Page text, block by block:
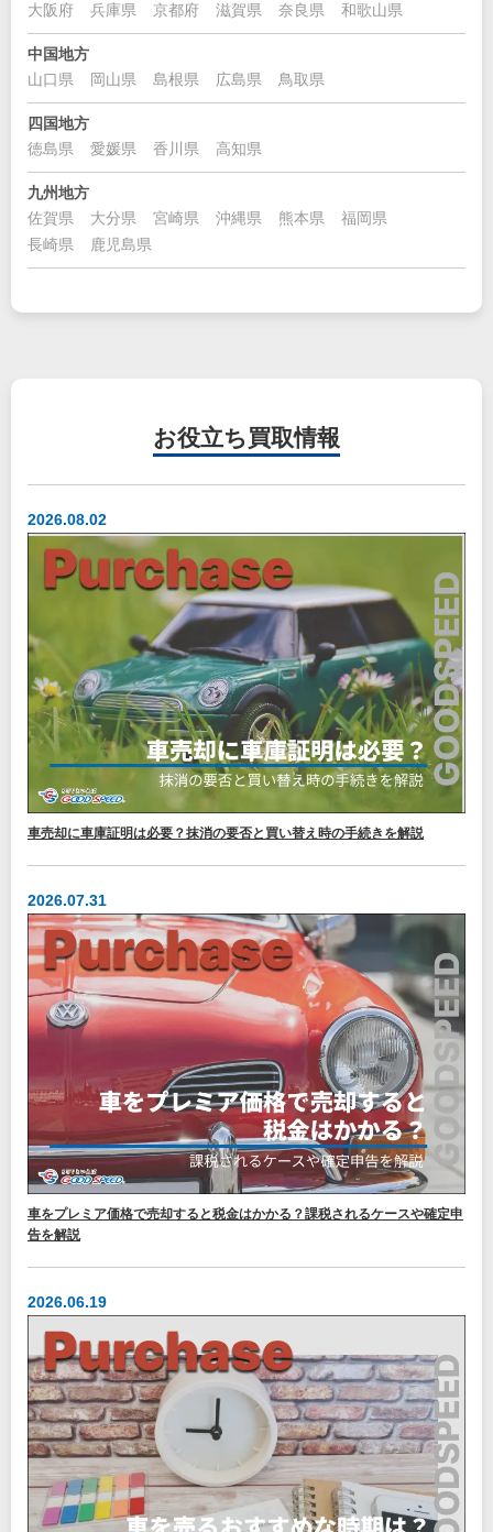
大阪府
兵庫県 京都府 滋賀県 奈良県 和歌山県
中国地方
山口県
岡山県 島根県 広島県 鳥取県
四国地方
徳島県
愛媛県 香川県 高知県
九州地方
佐賀県
大分県 宮崎県 沖縄県 熊本県
福岡県
長崎県
鹿児島県
お役立ち 買取情報
2026.08.02
車売却に車庫証明は必要？抹消の要否と買い替え時の手続きを解説
2026.07.31
車をプレミア価格で売却すると税金はかかる？課税されるケースや確定申
告を解説
2026.06.19